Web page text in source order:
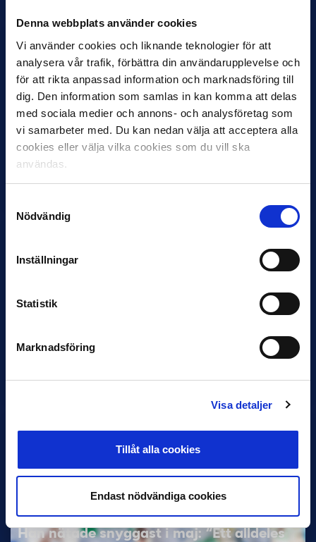
Denna webbplats använder cookies
Vi använder cookies och liknande teknologier för att
analysera vår trafik, förbättra din användarupplevelse och
för att rikta anpassad information och marknadsföring till
dig. Den information som samlas in kan komma att delas
med sociala medier och annons- och analysföretag som
vi samarbeter med. Du kan nedan välja att acceptera alla
cookies eller välja vilka cookies som du vill ska
användas.
Nödvändig
Inställningar
Statistik
Marknadsföring
Visa detaljer
Tillåt alla cookies
Endast nödvändiga cookies
12 JUNI
Favorit i repris för Sirius i maj
Samma vinnare som i…
VM-spelare med förflutet i Allsvenskan
Bosnien & Hercegovina Armin Gigovic — Helsingborgs IF
Elfenbenskusten…
11 JUNI
Han nätade snyggast i maj: “Ett alldeles